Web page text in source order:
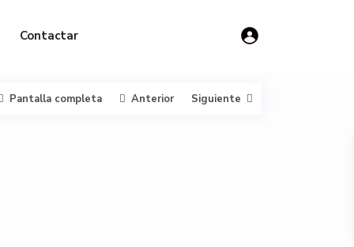
Contactar
Pantalla completa Anterior Siguiente